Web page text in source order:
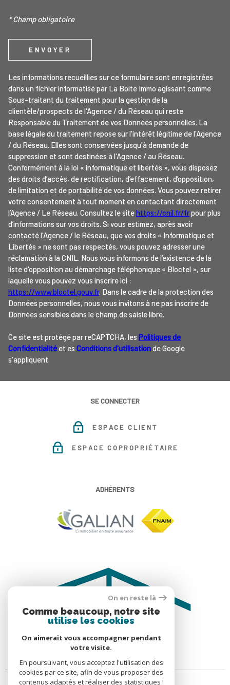
* Champ obligatoire
ENVOYER
Les informations recueillies sur ce formulaire sont enregistrées
dans un fichier informatisé par La Boite Immo agissant comme
Sous-traitant du traitement pour la gestion de la
clientèle/prospects de l'Agence / du Réseau qui reste
Responsable du Traitement de vos Données personnelles. La
base légale du traitement repose sur l'intérêt légitime de l'Agence
/ du Réseau. Elles sont conservées jusqu'à demande de
suppression et sont destinées à l'Agence / au Réseau.
Conformément à la loi « informatique et libertés », vous disposez
des droits d’accès, de rectification, d’effacement, d’opposition,
de limitation et de portabilité de vos données. Vous pouvez retirer
votre consentement à tout moment en contactant directement
l’Agence / Le Réseau. Consultez le sitehttps://cnil.fr/frpour plus
d’informations sur vos droits. Si vous estimez, après avoir
contacté l'Agence / le Réseau, que vos droits « Informatique et
Libertés » ne sont pas respectés, vous pouvez adresser une
réclamation à la CNIL. Nous vous informons de l’existence de la
liste d'opposition au démarchage téléphonique « Bloctel », sur
laquelle vous pouvez vous inscrire ici :
https://www.bloctel.gouv.fr. Dans le cadre de la protection des
Données personnelles, nous vous invitons à ne pas inscrire de
Données sensibles dans le champ de saisie libre.
Ce site est protégé par reCAPTCHA, les Politiques de
Confidentialité et es Conditions d'utilisationde Google
s'appliquent.
SE CONNECTER
ESPACE CLIENT
ESPACE COPROPRIÉTAIRE
ADHÉRENTS
On en reste là
Comme beaucoup, notre site
utilise les cookies
On aimerait vous accompagner pendant
votre visite.
En poursuivant, vous acceptez l'utilisation des
cookies par ce site, afin de vous proposer des
contenus adaptés et réaliser des statistiques !